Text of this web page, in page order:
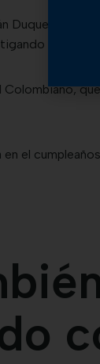
Duque,
qué pasó
Colombiano,
en el